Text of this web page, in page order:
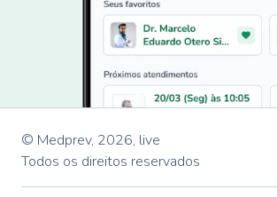
© Medprev, 2026, live
Todos os direitos reservados